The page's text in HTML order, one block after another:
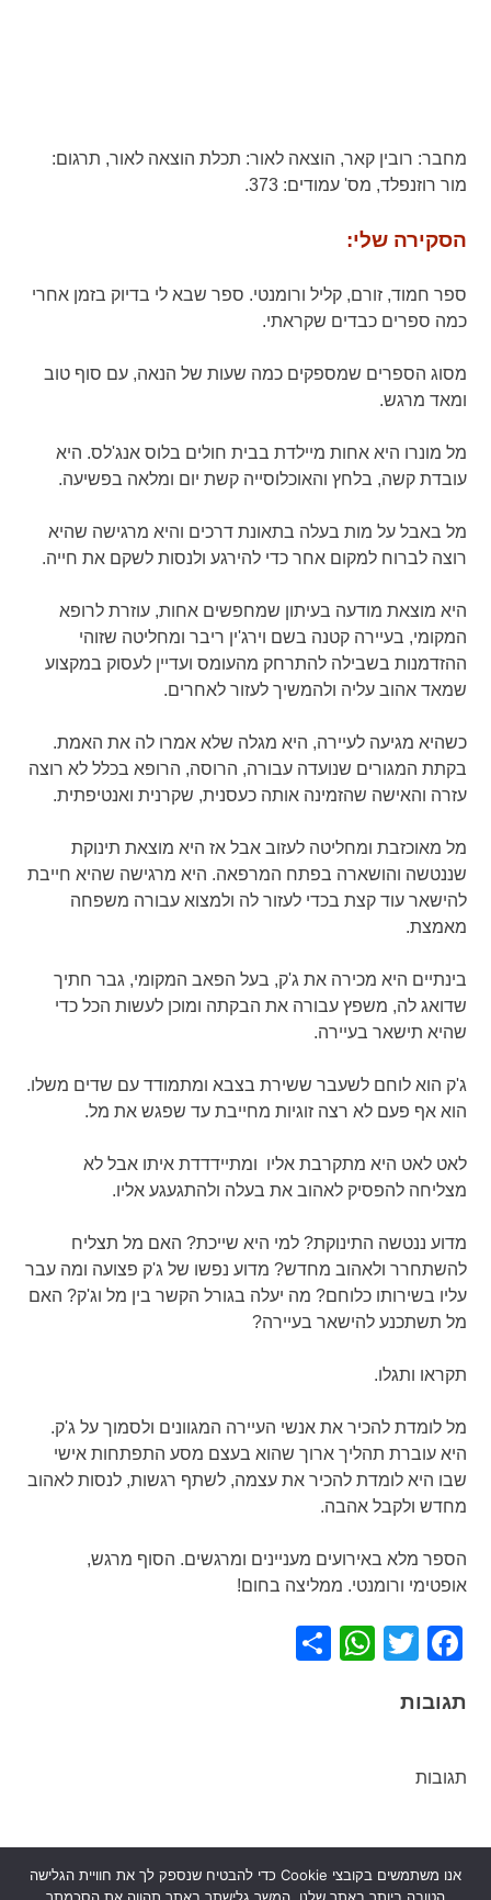
מחבר: רובין קאר, הוצאה לאור: תכלת הוצאה לאור, תרגום:
מור רוזנפלד, מס' עמודים: 373.
הסקירה שלי:
ספר חמוד, זורם, קליל ורומנטי. ספר שבא לי בדיוק בזמן אחרי
כמה ספרים כבדים שקראתי.
מסוג הספרים שמספקים כמה שעות של הנאה, עם סוף טוב
ומאד מרגש.
מל מונרו היא אחות מיילדת בבית חולים בלוס אנג'לס. היא
עובדת קשה, בלחץ והאוכלוסייה קשת יום ומלאה בפשיעה.
מל באבל על מות בעלה בתאונת דרכים והיא מרגישה שהיא
רוצה לברוח למקום אחר כדי להירגע ולנסות לשקם את חייה.
היא מוצאת מודעה בעיתון שמחפשים אחות, עוזרת לרופא
המקומי, בעיירה קטנה בשם וירג'ין ריבר ומחליטה שזוהי
ההזדמנות בשבילה להתרחק מהעומס ועדיין לעסוק במקצוע
שמאד אהוב עליה ולהמשיך לעזור לאחרים.
כשהיא מגיעה לעיירה, היא מגלה שלא אמרו לה את האמת.
בקתת המגורים שנועדה עבורה, הרוסה, הרופא בכלל לא רוצה
עזרה והאישה שהזמינה אותה כעסנית, שקרנית ואנטיפתית.
מל מאוכזבת ומחליטה לעזוב אבל אז היא מוצאת תינוקת
שננטשה והושארה בפתח המרפאה. היא מרגישה שהיא חייבת
להישאר עוד קצת בכדי לעזור לה ולמצוא עבורה משפחה
מאמצת.
בינתיים היא מכירה את ג'ק, בעל הפאב המקומי, גבר חתיך
שדואג לה, משפץ עבורה את הבקתה ומוכן לעשות הכל כדי
שהיא תישאר בעיירה.
ג'ק הוא לוחם לשעבר ששירת בצבא ומתמודד עם שדים משלו.
הוא אף פעם לא רצה זוגיות מחייבת עד שפגש את מל.
לאט לאט היא מתקרבת אליו ומתיידדדת איתו אבל לא
מצליחה להפסיק לאהוב את בעלה ולהתגעגע אליו.
מדוע ננטשה התינוקת? למי היא שייכת? האם מל תצליח
להשתחרר ולאהוב מחדש? מדוע נפשו של ג'ק פצועה ומה עבר
עליו בשירותו כלוחם? מה יעלה בגורל הקשר בין מל וג'ק? האם
מל תשתכנע להישאר בעיירה?
תקראו ותגלו.
מל לומדת להכיר את אנשי העיירה המגוונים ולסמוך על ג'ק.
היא עוברת תהליך ארוך שהוא בעצם מסע התפתחות אישי
שבו היא לומדת להכיר את עצמה, לשתף רגשות, לנסות לאהוב
מחדש ולקבל אהבה.
הספר מלא באירועים מעניינים ומרגשים. הסוף מרגש,
אופטימי ורומנטי. ממליצה בחום!
Facebook
Twitter
WhatsApp
תגובות
תגובות
ניווט האורחת המושלמת על עצמות המתים
אנו משתמשים בקובצי Cookie כדי להבטיח שנספק לך את חוויית הגלישה